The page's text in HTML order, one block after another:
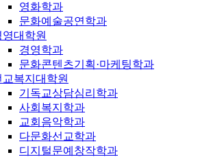
영화학과
문화예술공연학과
영대학원
경영학과
문화콘텐츠기획·마케팅학과
교복지대학원
기독교상담심리학과
사회복지학과
교회음악학과
다문화선교학과
디지털문예창작학과